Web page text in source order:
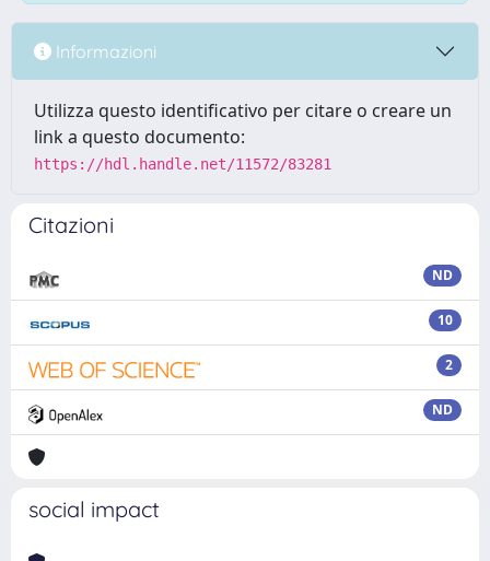
Informazioni
Utilizza questo identificativo per citare o creare un
link a questo documento:
https://hdl.handle.net/11572/83281
Citazioni
ND
10
2
ND
social impact